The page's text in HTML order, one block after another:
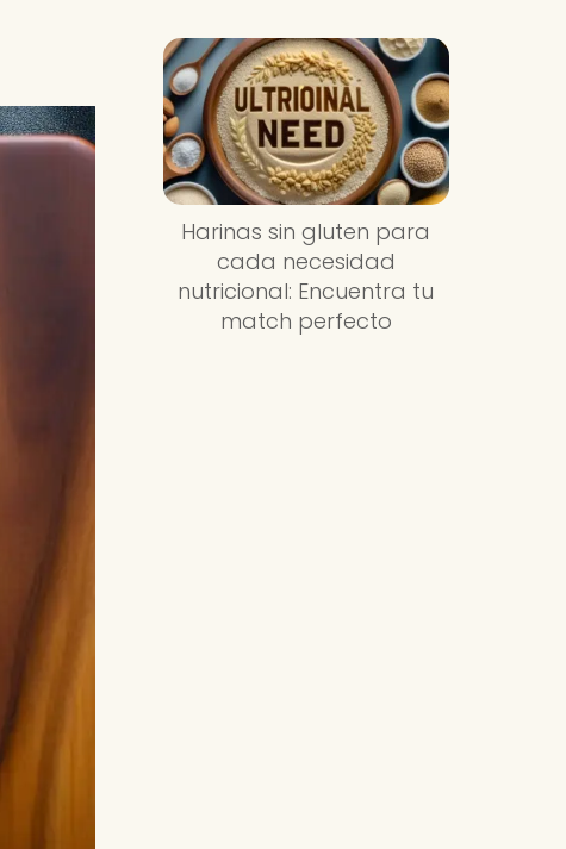
Harinas sin gluten para
cada necesidad
nutricional: Encuentra tu
match perfecto